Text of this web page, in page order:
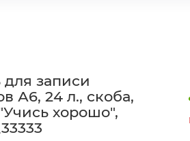
для записи
А6, 24 л., скоба,
хорошо",